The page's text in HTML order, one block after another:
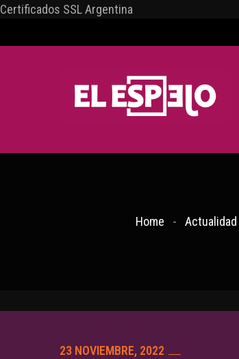
Certificados SSL Argentina
Home Actualidad
23 NOVIEMBRE, 2022